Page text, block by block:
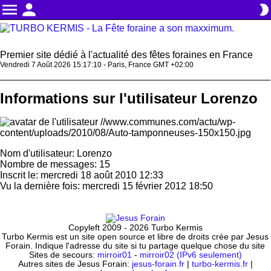
menu person brightness_2
Premier site dédié à l'actualité des fêtes foraines en France
Vendredi 7 Août 2026 15:17:10 - Paris, France GMT +02:00
Informations sur l'utilisateur Lorenzo
Nom d'utilisateur: Lorenzo
Nombre de messages: 15
Inscrit le: mercredi 18 août 2010 12:33
Vu la dernière fois: mercredi 15 février 2012 18:50
Copyleft 2009 - 2026 Turbo Kermis
Turbo Kermis est un site open source et libre de droits crée par Jesus
Forain. Indique l'adresse du site si tu partage quelque chose du site
Sites de secours: mirroir01 - mirroir02 (IPv6 seulement)
Autres sites de Jesus Forain: jesus-forain.fr| turbo-kermis.fr|